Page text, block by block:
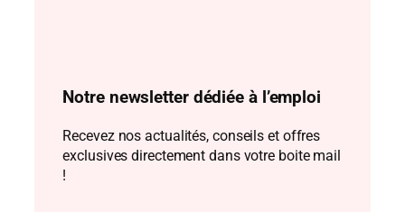
Notre newsletter dédiée à l’emploi
Recevez nos actualités, conseils et offres
exclusives directement dans votre boite mail
!